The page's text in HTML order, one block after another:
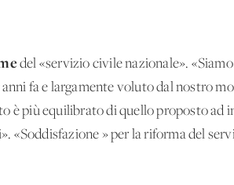
del «servizio civile nazionale».
fa e largamente voluto dal nostro
è più equilibrato di quello proposto ad
«Soddisfazione » per la riforma del